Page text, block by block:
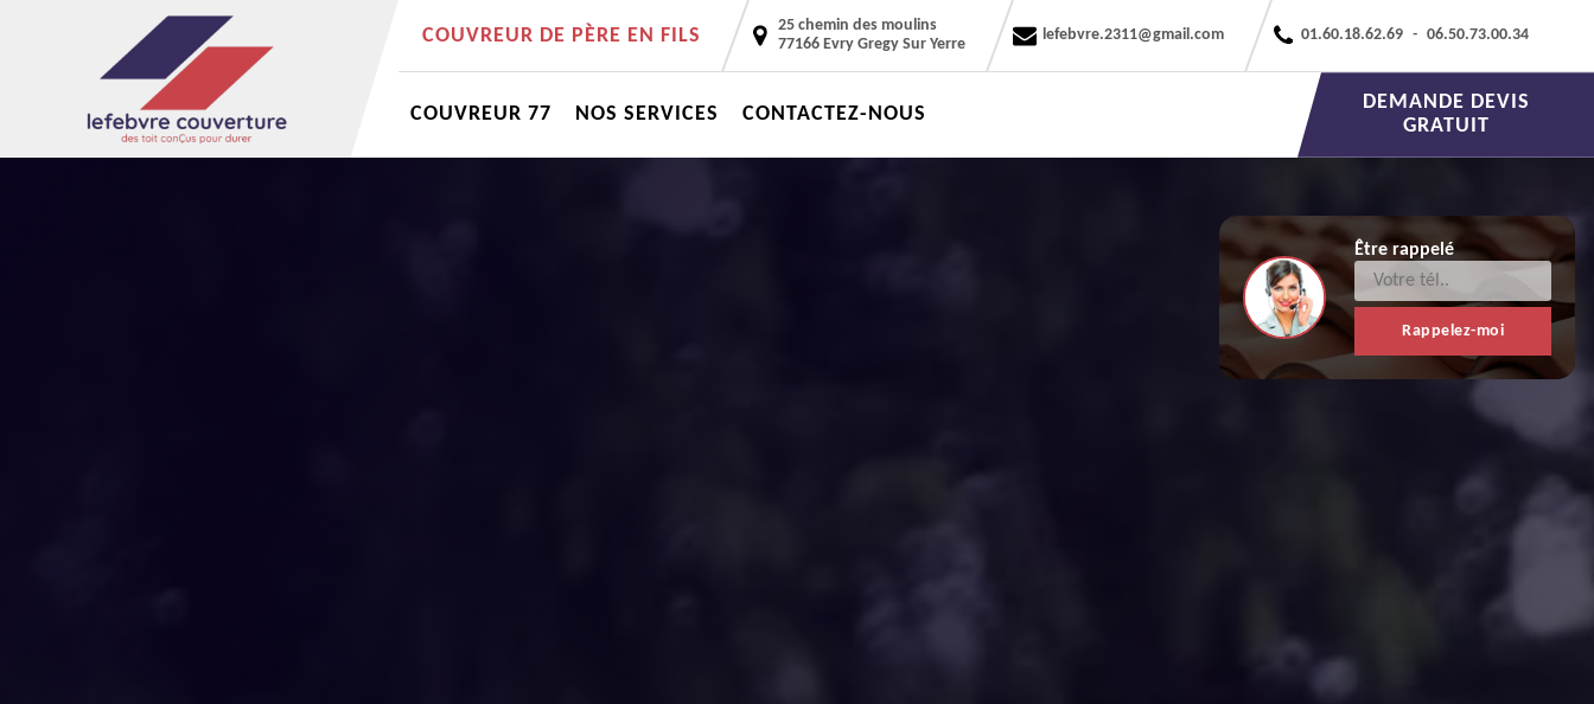
COUVREUR DE PÈRE EN FILS
25 chemin des moulins
77166 Evry Gregy Sur Yerre
lefebvre.2311@gmail.com 01.60.18.62.69 - 06.50.73.00.34
COUVREUR 77 NOS SERVICES CONTACTEZ-NOUS
DEMANDE DEVIS
GRATUIT
Être rappelé